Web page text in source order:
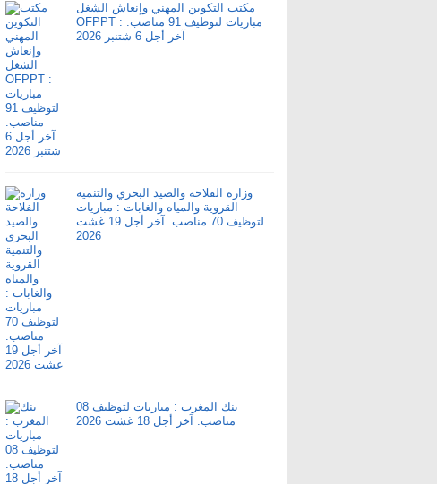
مكتب التكوين المهني وإنعاش الشغل
OFPPT : مباريات لتوظيف 91 مناصب.
آخر أجل 6 شتنبر 2026
وزارة الفلاحة والصيد البحري والتنمية
القروية والمياه والغابات : مباريات
لتوظيف 70 مناصب. آخر أجل 19 غشت
2026
بنك المغرب : مباريات لتوظيف 08
مناصب. آخر أجل 18 غشت 2026